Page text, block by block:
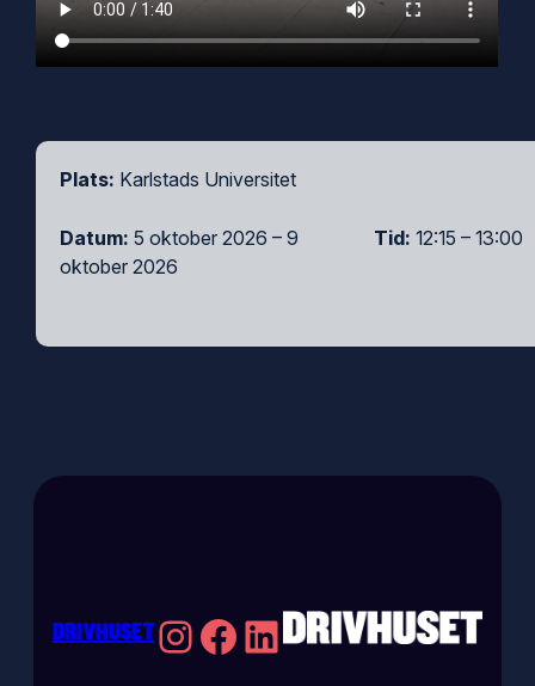
Plats: Karlstads Universitet
Datum: 5 oktober 2026 – 9
oktober 2026
Tid: 12:15 – 13:00
DRIVHUSETInstagram
Facebook
LinkedIn